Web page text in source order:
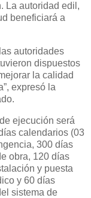
La autoridad edil,
beneficiará a
autoridades
dispuestos
la calidad
expresó la
ejecución será
calendarios (03
300 días
obra, 120 días
y puesta
y 60 días
sistema de